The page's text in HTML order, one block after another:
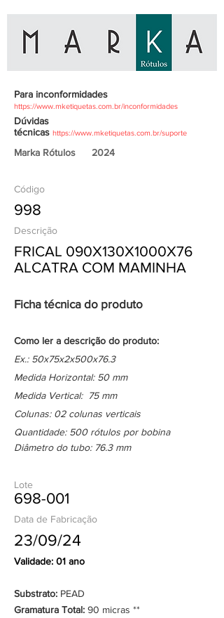
Para inconformidades
https://www.mketiquetas.com.br/inconformidades
Dúvidas
técnicas https://www.mketiquetas.com.br/suporte
Marka Rótulos 2024
Código
998
Descrição
FRICAL 090X130X1000X76
ALCATRA COM MAMINHA
Ficha técnica do produto
Como ler a descrição do produto:
Ex.: 50x75x2x500x76.3
Medida Horizontal: 50 mm
Medida Vertical: 75 mm
Colunas: 02 colunas verticais
Quantidade: 500 rótulos por bobina
Diâmetro do tubo: 76.3 mm
Lote
698-001
Data de Fabricação
23/09/24
Validade: 01 ano
Substrato: PEAD
Gramatura Total: 90 micras **